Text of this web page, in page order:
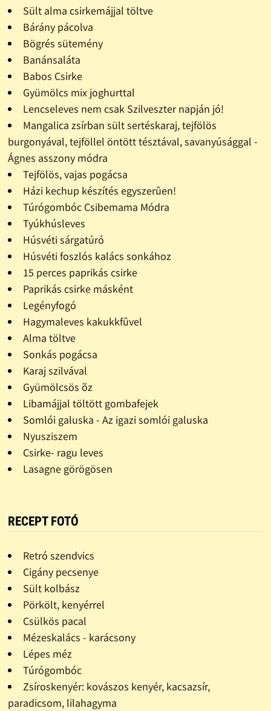
Sült alma csirkemájjal töltve
Bárány pácolva
Bögrés sütemény
Banánsaláta
Babos Csirke
Gyümölcs mix joghurttal
Lencseleves nem csak Szilveszter napján jó!
Mangalica zsírban sült sertéskaraj, tejfölös
burgonyával, tejföllel öntött tésztával, savanyúsággal -
Ágnes asszony módra
Tejfölös, vajas pogácsa
Házi kechup készítés egyszerûen!
Túrógombóc Csibemama Módra
Tyúkhúsleves
Húsvéti sárgatúró
Húsvéti foszlós kalács sonkához
15 perces paprikás csirke
Paprikás csirke másként
Legényfogó
Hagymaleves kakukkfûvel
Alma töltve
Sonkás pogácsa
Karaj szilvával
Gyümölcsös õz
Libamájjal töltött gombafejek
Somlói galuska - Az igazi somlói galuska
Nyusziszem
Csirke- ragu leves
Lasagne görögösen
RECEPT FOTÓ
Retró szendvics
Cigány pecsenye
Sült kolbász
Pörkölt, kenyérrel
Csülkös pacal
Mézeskalács - karácsony
Lépes méz
Túrógombóc
Zsíroskenyér: kovászos kenyér, kacsazsír,
paradicsom, lilahagyma